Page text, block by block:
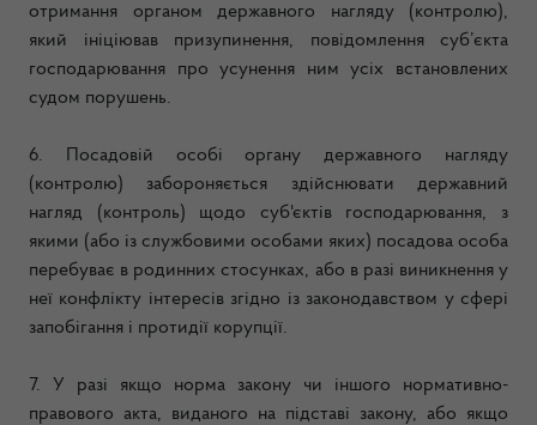
отримання органом державного нагляду (контролю),
який ініціював призупинення, повідомлення суб’єкта
господарювання про усунення ним усіх встановлених
судом порушень.
6. Посадовій особі органу державного нагляду
(контролю) забороняється здійснювати державний
нагляд (контроль) щодо суб'єктів господарювання, з
якими (або із службовими особами яких) посадова особа
перебуває в родинних стосунках, або в разі виникнення у
неї конфлікту інтересів згідно із законодавством у сфері
запобігання і протидії корупції.
7. У разі якщо норма закону чи іншого нормативно-
правового акта, виданого на підставі закону, або якщо